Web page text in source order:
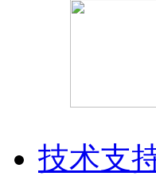
技术支